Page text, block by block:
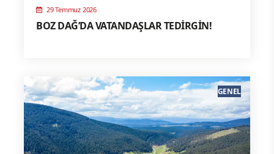
29 Temmuz 2026
BOZ DAĞ’DA VATANDAŞLAR TEDİRGİN!
GENEL